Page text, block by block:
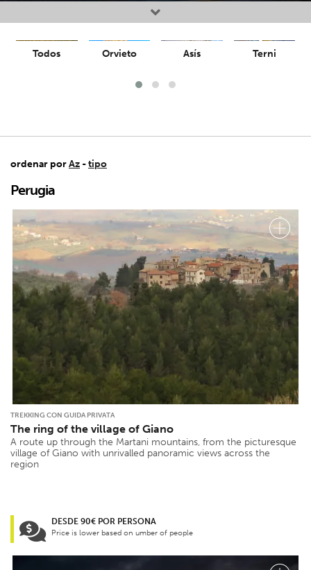
Favourites
Todos Orvieto Asís Terni
ordenar porAz -tipo
Perugia
TREKKING CON GUIDA PRIVATA
The ring of the village of Giano
A route up through the Martani mountains, from the picturesque
village of Giano with unrivalled panoramic views across the
region
DESDE 90€ POR PERSONA
Price is lower based on umber of people